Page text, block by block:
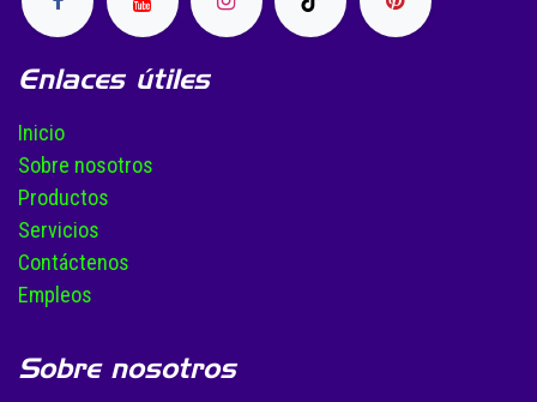
Enlaces útiles
Inicio
Sobre nosotros
Productos
Servicios
Contáctenos
Empleos
Sobre nosotros